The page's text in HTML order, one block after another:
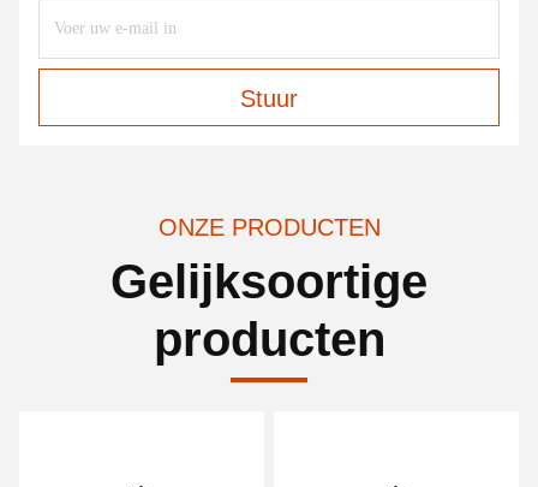
Stuur
ONZE PRODUCTEN
Gelijksoortige
producten